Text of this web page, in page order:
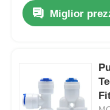
Miglior